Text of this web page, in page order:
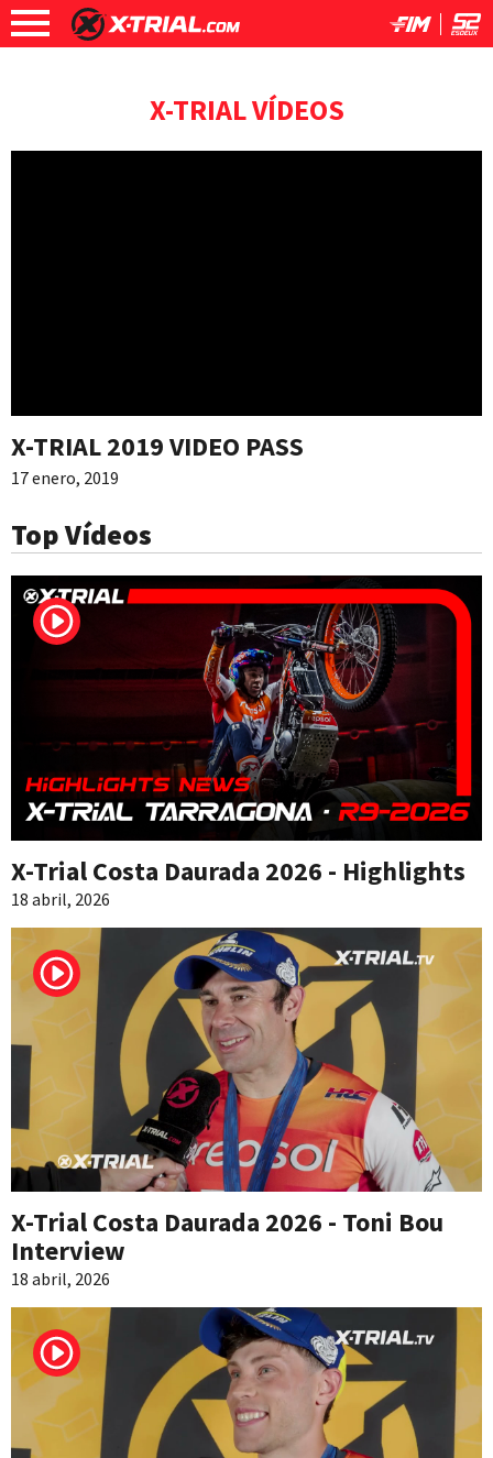
X-TRIAL VÍDEOS
X-TRIAL 2019 VIDEO PASS
17 enero, 2019
Top Vídeos
X-Trial Costa Daurada 2026 - Highlights
18 abril, 2026
X-Trial Costa Daurada 2026 - Toni Bou
Interview
18 abril, 2026